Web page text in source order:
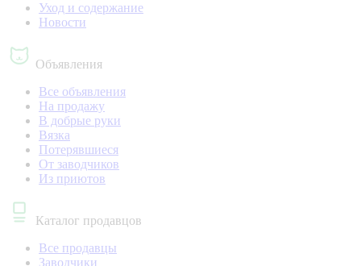
Уход и содержание
Новости
Объявления
Все объявления
На продажу
В добрые руки
Вязка
Потерявшиеся
От заводчиков
Из приютов
Каталог продавцов
Все продавцы
Заводчики